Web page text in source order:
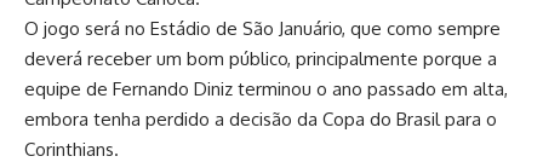
O jogo será no Estádio de São Januário, que como sempre
deverá receber um bom público, principalmente porque a
equipe de Fernando Diniz terminou o ano passado em alta,
embora tenha perdido a decisão da Copa do Brasil para o
Corinthians.